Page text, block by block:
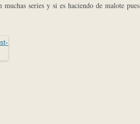
series y si es haciendo de malote pues